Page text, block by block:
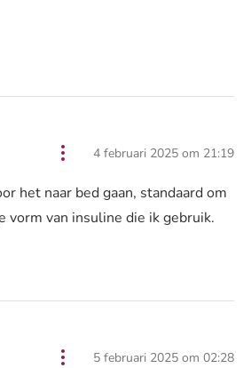
4 februari 2025 om 21:19
het naar bed gaan, standaard om
vorm van insuline die ik gebruik.
5 februari 2025 om 02:28